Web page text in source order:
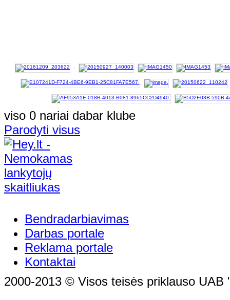
viso 0 nariai dabar klube
Parodyti visus
Bendradarbiavimas
Darbas portale
Reklama portale
Kontaktai
2000-2013 © Visos teisės priklauso UAB